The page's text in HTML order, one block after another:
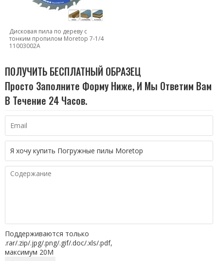
Дисковая пила по дереву с
тонким пропилом Moretop 7-1/4
11003002A
ПОЛУЧИТЬ БЕСПЛАТНЫЙ ОБРАЗЕЦ
Просто Заполните Форму Ниже, И Мы Ответим Вам
В Течение 24 Часов.
Поддерживаются только
.rar/.zip/.jpg/.png/.gif/.doc/.xls/.pdf,
максимум 20M